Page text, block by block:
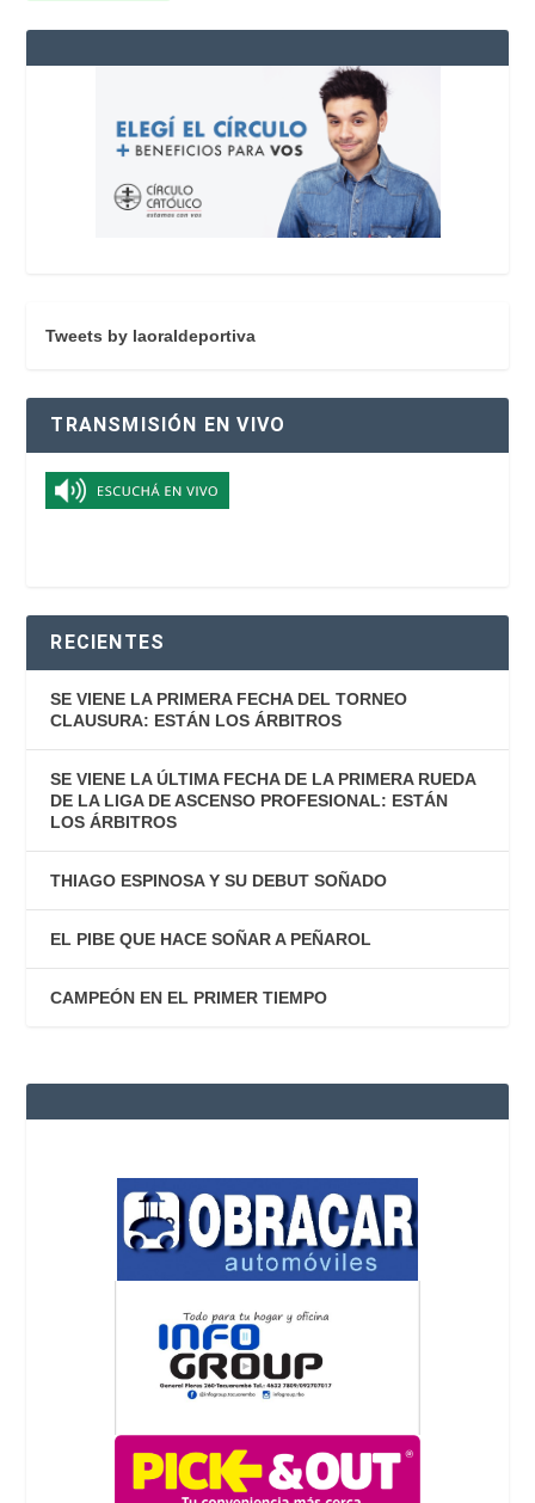
Tweets by laoraldeportiva
TRANSMISIÓN EN VIVO
RECIENTES
SE VIENE LA PRIMERA FECHA DEL TORNEO
CLAUSURA: ESTÁN LOS ÁRBITROS
SE VIENE LA ÚLTIMA FECHA DE LA PRIMERA RUEDA
DE LA LIGA DE ASCENSO PROFESIONAL: ESTÁN
LOS ÁRBITROS
THIAGO ESPINOSA Y SU DEBUT SOÑADO
EL PIBE QUE HACE SOÑAR A PEÑAROL
CAMPEÓN EN EL PRIMER TIEMPO